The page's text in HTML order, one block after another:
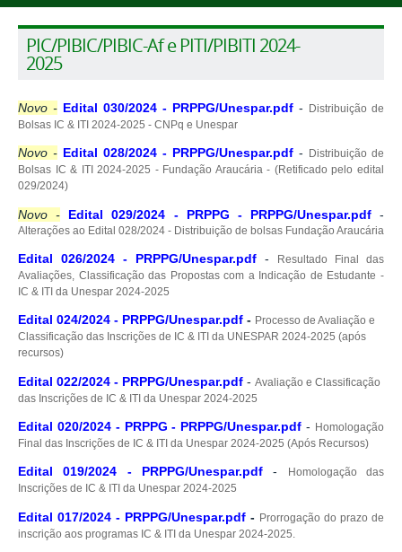
PIC/PIBIC/PIBIC-Af e PITI/PIBITI 2024-
2025
Novo - Edital 030/2024 - PRPPG/Unespar.pdf -
Distribuição de
Bolsas IC & ITI 2024-2025 - CNPq e Unespar
Novo - Edital 028/2024 - PRPPG/Unespar.pdf -
Distribuição de
Bolsas IC & ITI 2024-2025 - Fundação Araucária - (Retificado pelo edital
029/2024)
Novo - Edital 029/2024 - PRPPG - PRPPG/Unespar.pdf -
Alterações ao Edital 028/2024 - Distribuição de bolsas Fundação Araucária
Edital 026/2024 - PRPPG/Unespar.pdf -
Resultado Final das
Avaliações, Classificação das Propostas com a Indicação de Estudante -
IC & ITI da Unespar 2024-2025
Edital 024/2024 - PRPPG/Unespar.pdf - Processo de Avaliação e
Classificação das Inscrições de IC & ITI da UNESPAR 2024-2025 (após
recursos)
Edital 022/2024 - PRPPG/Unespar.pdf - Avaliação e Classificação
das Inscrições de IC & ITI da Unespar 2024-2025
Edital 020/2024 - PRPPG - PRPPG/Unespar.pdf - Homologação
Final das Inscrições de IC & ITI da Unespar 2024-2025 (Após Recursos)
Edital 019/2024 - PRPPG/Unespar.pdf -
Homologação das
Inscrições de IC & ITI da Unespar 2024-2025
Edital 017/2024 - PRPPG/Unespar.pdf - Prorrogação do prazo de
inscrição aos programas IC & ITI da Unespar 2024-2025.